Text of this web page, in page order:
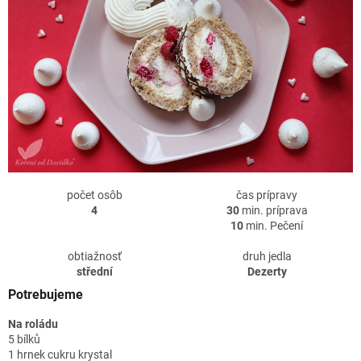
počet osôb
4
čas prípravy
30min. príprava
10 min. Pečení
obtiažnosť
střední
druh jedla
Dezerty
Potrebujeme
Na roládu
5 bílků
1 hrnek cukru krystal